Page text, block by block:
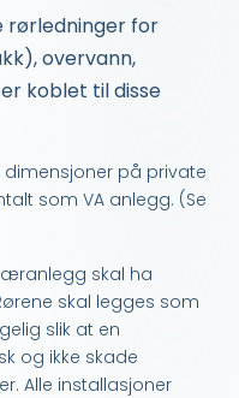
for
overvann,
koblet til disse
på private
som VA anlegg. (Se
skal ha
skal legges som
slik at en
og ikke skade
Alle installasjoner